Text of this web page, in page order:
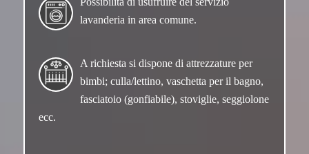
lavanderia in area comune.
A richiesta si dispone di attrezzature per
bimbi; culla/lettino, vaschetta per il bagno,
fasciatoio (gonfiabile), stoviglie, seggiolone
ecc.